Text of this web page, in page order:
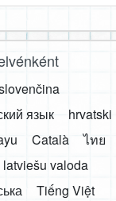
язык
hrvatski
Català
ไทย
latviešu valoda
Tiếng Việt